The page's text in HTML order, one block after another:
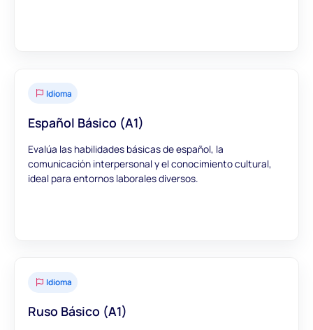
Idioma
Español Básico (A1)
Evalúa las habilidades básicas de español, la
comunicación interpersonal y el conocimiento cultural,
ideal para entornos laborales diversos.
Idioma
Ruso Básico (A1)